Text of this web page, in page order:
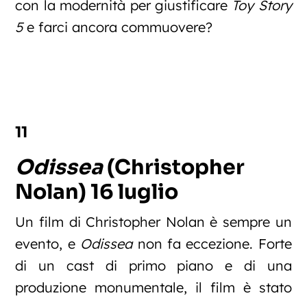
con la modernità per giustificare Toy Story
5e farci ancora commuovere?
11
Odissea(Christopher
Nolan) 16 luglio
Un film di Christopher Nolan è sempre un
evento, e Odisseanon fa eccezione. Forte
di un cast di primo piano e di una
produzione monumentale, il film è stato